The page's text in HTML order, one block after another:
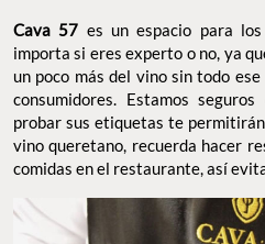
Cava 57 es un espacio para
importa si eres experto o no, ya
un poco más del vino sin todo ese
consumidores. Estamos
probar sus etiquetas te
vino queretano, recuerda hacer
comidas en el restaurante, así